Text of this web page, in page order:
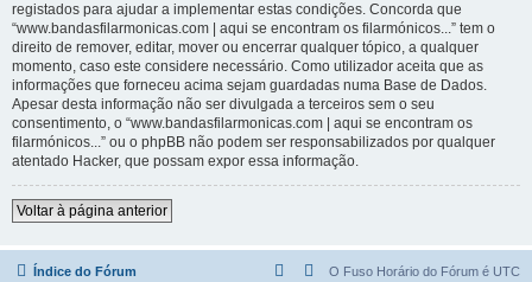
registados para ajudar a implementar estas condições. Concorda que
“www.bandasfilarmonicas.com | aqui se encontram os filarmónicos...” tem o
direito de remover, editar, mover ou encerrar qualquer tópico, a qualquer
momento, caso este considere necessário. Como utilizador aceita que as
informações que forneceu acima sejam guardadas numa Base de Dados.
Apesar desta informação não ser divulgada a terceiros sem o seu
consentimento, o “www.bandasfilarmonicas.com | aqui se encontram os
filarmónicos...” ou o phpBB não podem ser responsabilizados por qualquer
atentado Hacker, que possam expor essa informação.
Voltar à página anterior
Índice do Fórum O Fuso Horário do Fórum é UTC